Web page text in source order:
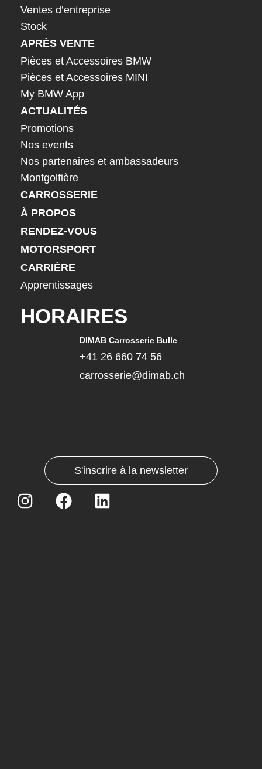
Ventes d’entreprise
Stock
APRÈS VENTE
Pièces et Accessoires BMW
Pièces et Accessoires MINI
My BMW App
ACTUALITÉS
Promotions
Nos events
Nos partenaires et ambassadeurs
Montgolfière
CARROSSERIE
À PROPOS
RENDEZ-VOUS
MOTORSPORT
CARRIÈRE
Apprentissages
HORAIRES
DIMAB Carrosserie Bulle
+41 26 660 74 56
carrosserie@dimab.ch
S'inscrire à la newsletter